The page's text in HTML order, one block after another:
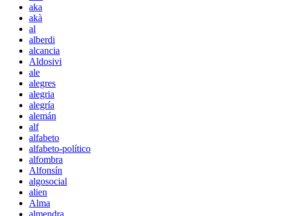
aka
akà
al
alberdi
alcancia
Aldosivi
ale
alegres
alegria
alegría
alemán
alf
alfabeto
alfabeto-político
alfombra
Alfonsín
algosocial
alien
Alma